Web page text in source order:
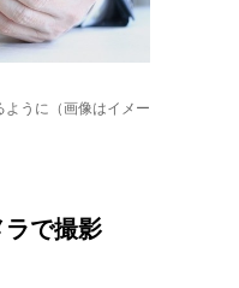
うに（画像はイメー
で撮影